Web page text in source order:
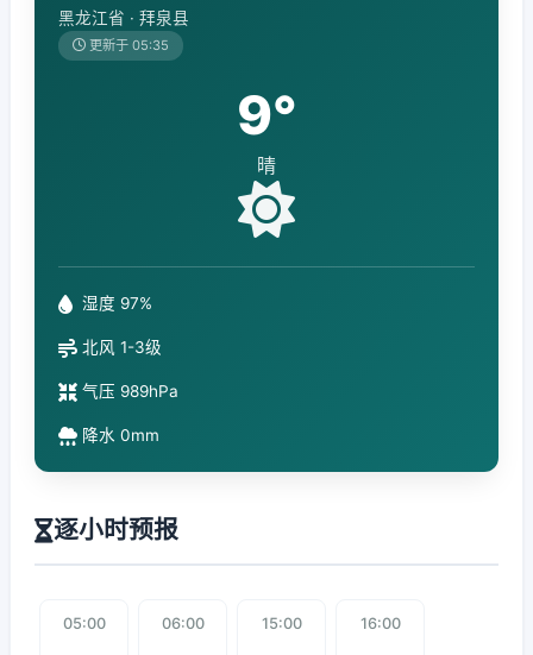
黑龙江省 · 拜泉县
更新于 05:35
9°
晴
湿度 97%
北风 1-3级
气压 989hPa
降水 0mm
逐小时预报
05:00 06:00 15:00 16:00